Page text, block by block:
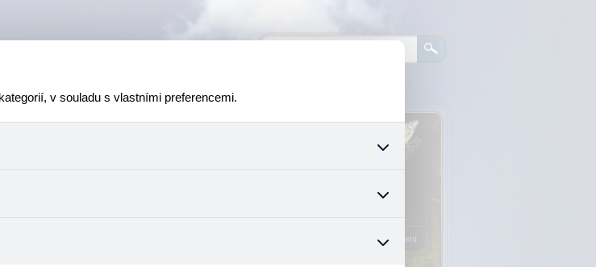
Přihlášení
v souladu s vlastními preferencemi.
filtrů a také nastavení souhlasu s uživáním cookies. Pro tyto cookies
nelze přiřadit konkrétnímu uživateli. Proto nedokážeme zjistit navštívené